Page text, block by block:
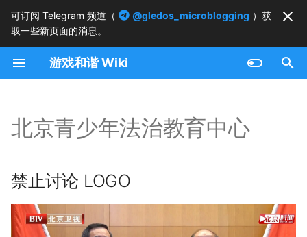
可订阅 Telegram 频道（ @gledos_microblogging ）获
取一些新页面的消息。
游戏和谐 Wiki
正
在
始
引
北京青少年法治教育中心
禁止讨论 LOGO